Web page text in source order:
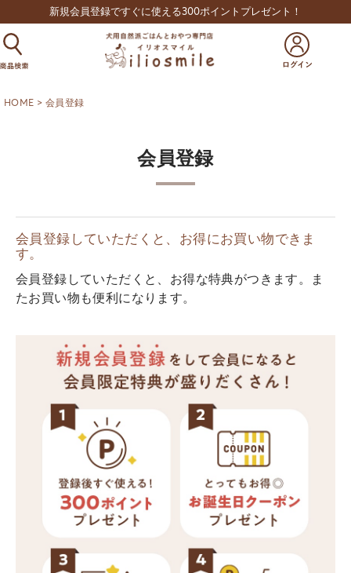
新規会員登録ですぐに使える300ポイントプレゼント！
HOME 会員登録
会員登録
会員登録していただくと、お得にお買い物できま
す。
会員登録していただくと、お得な特典がつきます。ま
たお買い物も便利になります。